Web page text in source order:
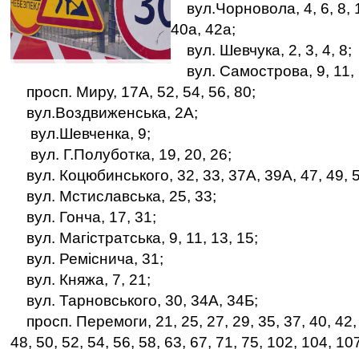
вул.Чорновола, 4, 6, 8,
40а, 42а;
вул. Шевчука, 2, 3, 4, 8;
вул. Самострова, 9, 11,
просп. Миру, 17А, 52, 54, 56, 80;
вул.Воздвиженська, 2А;
вул.Шевченка, 9;
вул. Г.Полуботка, 19, 20, 26;
вул. Коцюбинського, 32, 33, 37А, 39А, 47, 49,
вул. Мстиславська, 25, 33;
вул. Гонча, 17, 31;
вул. Магістратська, 9, 11, 13, 15;
вул. Реміснича, 31;
вул. Княжа, 7, 21;
вул. Тарновського, 30, 34А, 34Б;
просп. Перемоги, 21, 25, 27, 29, 35, 37, 40,
48, 50, 52, 54, 56, 58, 63, 67, 71, 75, 102, 104,